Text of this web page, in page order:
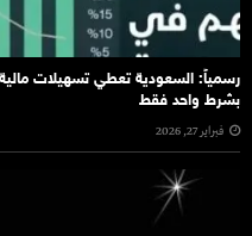
رسمياً: السعودية تعطي تسهيلات
بشرط واحد فقط
فبراير 27, 2026